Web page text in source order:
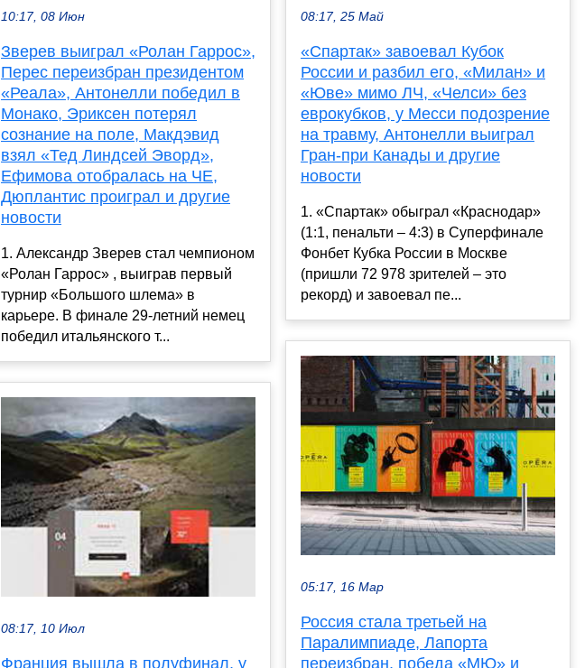
10:17, 08 Июн
Зверев выиграл «Ролан Гаррос»,
Перес переизбран президентом
«Реала», Антонелли победил в
Монако, Эриксен потерял
сознание на поле, Макдэвид
взял «Тед Линдсей Эворд»,
Ефимова отобралась на ЧЕ,
Дюплантис проиграл и другие
новости
1. Александр Зверев стал чемпионом
«Ролан Гаррос» , выиграв первый
турнир «Большого шлема» в
карьере. В финале 29-летний немец
победил итальянского т...
08:17, 10 Июл
Франция вышла в полуфинал, у
08:17, 25 Май
«Спартак» завоевал Кубок
России и разбил его, «Милан» и
«Юве» мимо ЛЧ, «Челси» без
еврокубков, у Месси подозрение
на травму, Антонелли выиграл
Гран-при Канады и другие
новости
1. «Спартак» обыграл «Краснодар»
(1:1, пенальти – 4:3) в Суперфинале
Фонбет Кубка России в Москве
(пришли 72 978 зрителей – это
рекорд) и завоевал пе...
05:17, 16 Мар
Россия стала третьей на
Паралимпиаде, Лапорта
переизбран, победа «МЮ» и